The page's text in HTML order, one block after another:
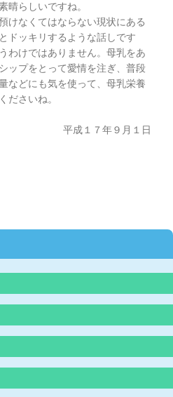
晴らしいですね。
けなくてはならない現状にある
ドッキリするような話しです
わけではありません。母乳をあ
ップをとって愛情を注ぎ、普段
などにも気を使って、母乳栄養
ださいね。
平成１７年９月１日
時に必要か）
ルト）が効果的？
ー検査は本当に信頼できるのか？
」
炎の最新知識：プロアクティブ療